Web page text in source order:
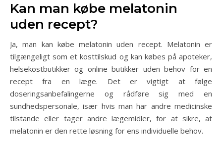
Kan man købe melatonin
uden recept?
Ja, man kan købe melatonin uden recept. Melatonin er
tilgængeligt som et kosttilskud og kan købes på apoteker,
helsekostbutikker og online butikker uden behov for en
recept fra en læge. Det er vigtigt at følge
doseringsanbefalingerne og rådføre sig med en
sundhedspersonale, især hvis man har andre medicinske
tilstande eller tager andre lægemidler, for at sikre, at
melatonin er den rette løsning for ens individuelle behov.